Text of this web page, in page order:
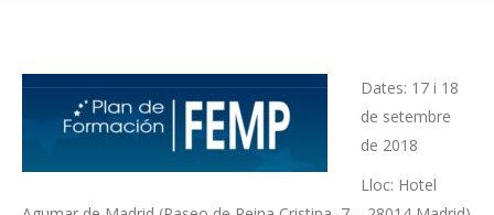
Dates: 17 i 18
de setembre
de 2018
Lloc: Hotel